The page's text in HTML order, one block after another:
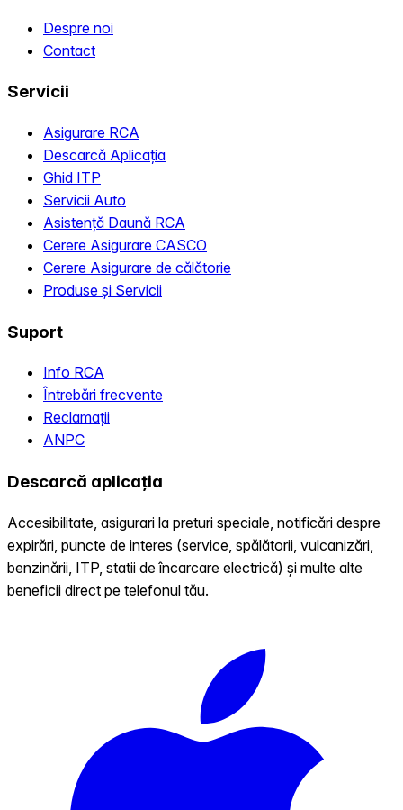
Despre noi
Contact
Servicii
Asigurare RCA
Descarcă Aplicația
Ghid ITP
Servicii Auto
Asistență Daună RCA
Cerere Asigurare CASCO
Cerere Asigurare de călătorie
Produse și Servicii
Suport
Info RCA
Întrebări frecvente
Reclamații
ANPC
Descarcă aplicația
Accesibilitate, asigurari la preturi speciale, notificări despre
expirări, puncte de interes (service, spălătorii, vulcanizări,
benzinării, ITP, statii de încarcare electrică) și multe alte
beneficii direct pe telefonul tău.